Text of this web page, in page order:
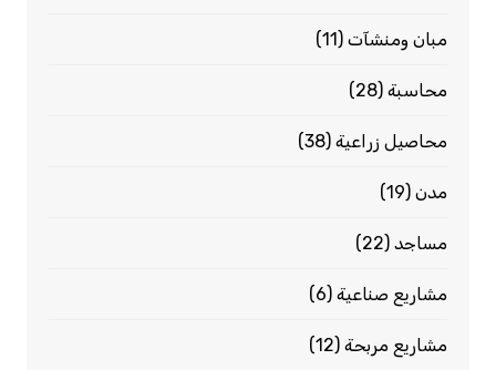
مبان ومنشآت(11)
محاسبة(28)
محاصيل زراعية(38)
مدن(19)
مساجد(22)
مشاريع صناعية(6)
مشاريع مربحة(12)